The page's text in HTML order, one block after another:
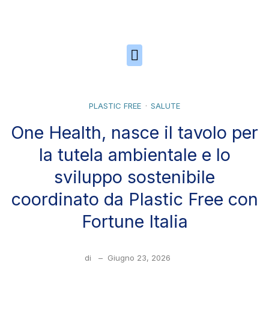
PLASTIC FREE SALUTE
One Health, nasce il tavolo per
la tutela ambientale e lo
sviluppo sostenibile
coordinato da Plastic Free con
Fortune Italia
di – Giugno 23, 2026